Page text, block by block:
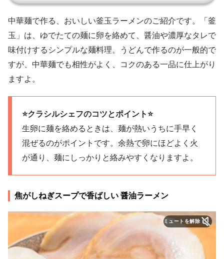
中華麺で作る、おいしい釜玉ラーメンのご紹介です。「釜
玉」は、ゆでたての麺に卵を絡めて、醤油や濃厚なタレで
味付けするシンプルな麺料理。うどんで作るのが一般的で
すが、中華麺でも相性がよく、コクのある一品に仕上がり
ますよ。
⭐️クラシルシェフのコツとポイント⭐️
生卵に麺を絡めるときは、麺が熱いうちに手早く
混ぜるのがポイントです。余熱で卵にほどよく火
が通り、麺にしっかりと絡みやすくなりますよ。
焦がしねぎスープで香ばしい 醤油ラーメン
ミュートを解除